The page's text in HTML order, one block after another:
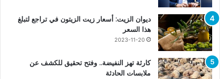
ديوان الزيت: أسعار زيت الزيتون في تراجع لتبلغ
هذا السعر
2023-11-20
كارثة تهز النفيضة.. وفتح تحقيق للكشف عن
ملابسات الحادثة